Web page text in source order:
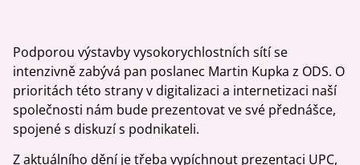
Podporou výstavby vysokorychlostních sítí se
intenzivně zabývá pan poslanec Martin Kupka z ODS. O
prioritách této strany v digitalizaci a internetizaci naší
společnosti nám bude prezentovat ve své přednášce,
spojené s diskuzí s podnikateli.
Z aktuálního dění je třeba vypíchnout prezentaci UPC,